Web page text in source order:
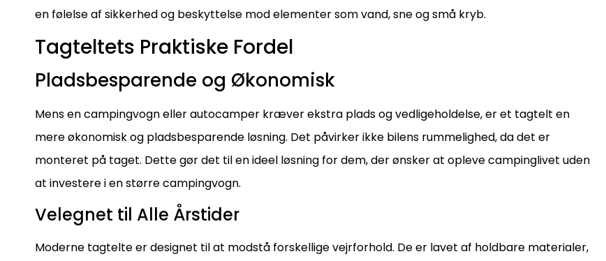
en følelse af sikkerhed og beskyttelse mod elementer som vand, sne og små kryb.
Tagteltets Praktiske Fordel
Pladsbesparende og Økonomisk
Mens en campingvogn eller autocamper kræver ekstra plads og vedligeholdelse, er et tagtelt en
mere økonomisk og pladsbesparende løsning. Det påvirker ikke bilens rummelighed, da det er
monteret på taget. Dette gør det til en ideel løsning for dem, der ønsker at opleve campinglivet uden
at investere i en større campingvogn.
Velegnet til Alle Årstider
Moderne tagtelte er designet til at modstå forskellige vejrforhold. De er lavet af holdbare materialer,